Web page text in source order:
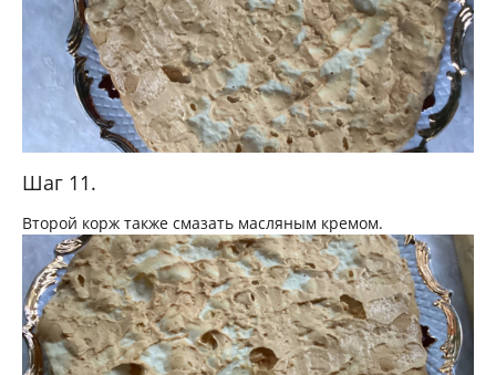
Шаг 11.
Второй корж также смазать масляным кремом.